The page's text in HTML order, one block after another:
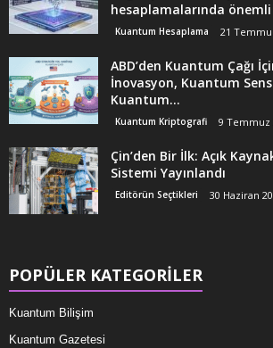
hesaplamalarında
Kuantum Hesaplama 21
ABD’den Kuantum Çağı
İnovasyon, Kuantum
Kuantum...
Kuantum Kriptografi 9 Temmuz
Çin’den Bir İlk: Açık
Sistemi Yayınlandı
Editörün Seçtikleri 30 Haziran
POPÜLER KATEGORİLER
Kuantum Bilişim
Kuantum Gazetesi